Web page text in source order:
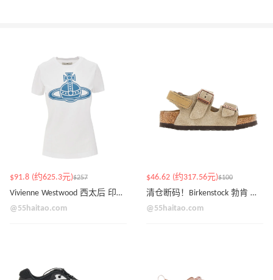
$91.8 (约625.3元)$257
Vivienne Westwood 西太后 印花收腰T恤
@55haitao.com
$46.62 (约317.56元)$100
清仓断码！Birkenstock 勃肯 Milano 麂皮 带后跟凉鞋
@55haitao.com